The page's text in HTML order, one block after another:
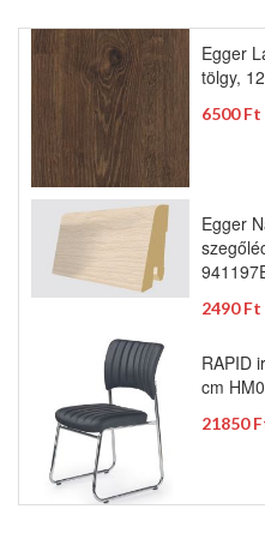
Egger
tölgy,
6500 Ft
Egger
2490 Ft
RAPID
cm
21850